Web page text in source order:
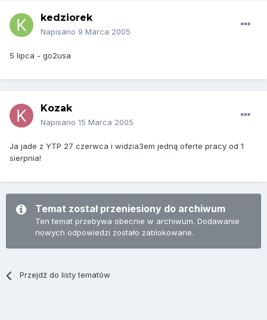
kedziorek
Napisano 9 Marca 2005
5 lipca - go2usa
Kozak
Napisano 15 Marca 2005
Ja jade z YTP 27 czerwca i widzia3em jedną oferte pracy od 1
sierpnia!
Temat został przeniesiony do archiwum
Ten temat przebywa obecnie w archiwum. Dodawanie
nowych odpowiedzi zostało zablokowane.
Przejdź do listy tematów